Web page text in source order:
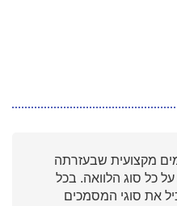
מקצועית שבעזרתה
כל סוג הלוואה. בכל
את סוגי המסמכים